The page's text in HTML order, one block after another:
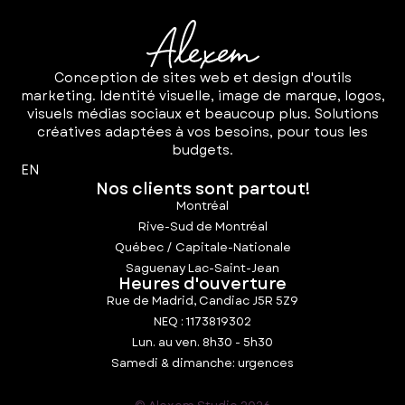
Conception de sites web et design d'outils
marketing. Identité visuelle, image de marque, logos,
visuels médias sociaux et beaucoup plus. Solutions
créatives adaptées à vos besoins, pour tous les
budgets.
EN
Nos clients sont partout!
Montréal
Rive-Sud de Montréal
Québec / Capitale-Nationale
Saguenay Lac-Saint-Jean
Heures d'ouverture
Rue de Madrid, Candiac J5R 5Z9
NEQ : 1173819302
Lun. au ven. 8h30 - 5h30
Samedi & dimanche: urgences